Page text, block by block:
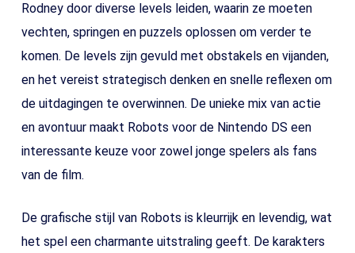
Rodney door diverse levels leiden, waarin ze moeten
vechten, springen en puzzels oplossen om verder te
komen. De levels zijn gevuld met obstakels en vijanden,
en het vereist strategisch denken en snelle reflexen om
de uitdagingen te overwinnen. De unieke mix van actie
en avontuur maakt Robots voor de Nintendo DS een
interessante keuze voor zowel jonge spelers als fans
van de film.
De grafische stijl van Robots is kleurrijk en levendig, wat
het spel een charmante uitstraling geeft. De karakters